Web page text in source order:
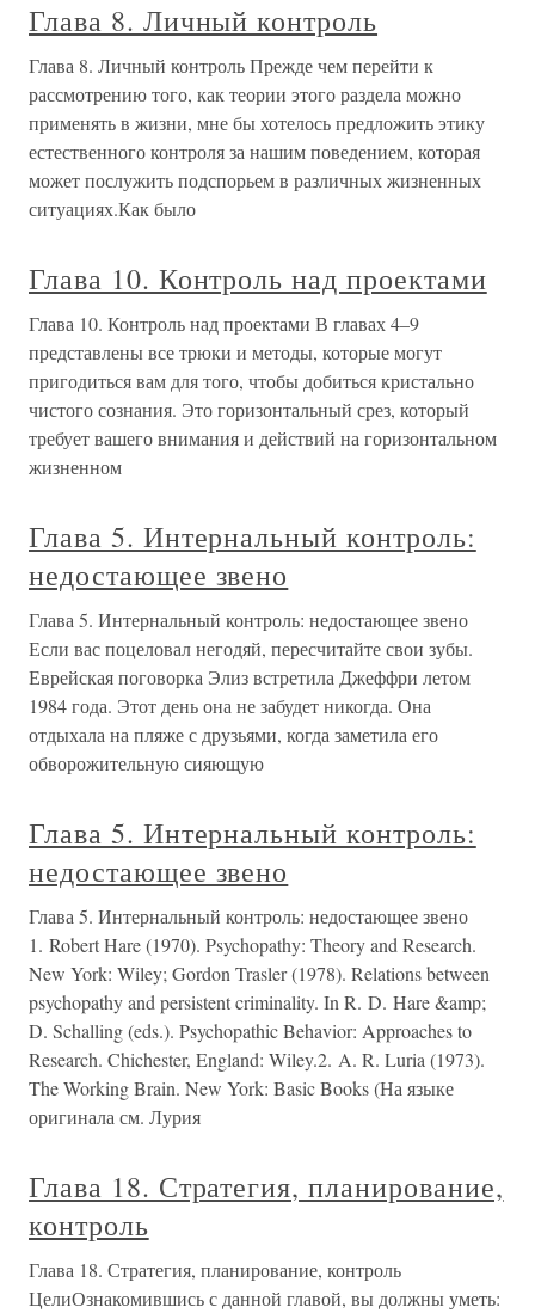
Глава 8. Личный контроль
Глава 8. Личный контроль Прежде чем перейти к
рассмотрению того, как теории этого раздела можно
применять в жизни, мне бы хотелось предложить этику
естественного контроля за нашим поведением, которая
может послужить подспорьем в различных жизненных
ситуациях.Как было
Глава 10. Контроль над проектами
Глава 10. Контроль над проектами В главах 4–9
представлены все трюки и методы, которые могут
пригодиться вам для того, чтобы добиться кристально
чистого сознания. Это горизонтальный срез, который
требует вашего внимания и действий на горизонтальном
жизненном
Глава 5. Интернальный контроль:
недостающее звено
Глава 5. Интернальный контроль: недостающее звено
Если вас поцеловал негодяй, пересчитайте свои зубы.
Еврейская поговорка Элиз встретила Джеффри летом
1984 года. Этот день она не забудет никогда. Она
отдыхала на пляже с друзьями, когда заметила его
обворожительную сияющую
Глава 5. Интернальный контроль:
недостающее звено
Глава 5. Интернальный контроль: недостающее звено
1. Robert Hare (1970). Psychopathy: Theory and Research.
New York: Wiley; Gordon Trasler (1978). Relations between
psychopathy and persistent criminality. In R. D. Hare &amp;
D. Schalling (eds.). Psychopathic Behavior: Approaches to
Research. Chichester, England: Wiley.2. A. R. Luria (1973).
The Working Brain. New York: Basic Books (На языке
оригинала см. Лурия
Глава 18. Стратегия, планирование,
контроль
Глава 18. Стратегия, планирование, контроль
ЦелиОзнакомившись с данной главой, вы должны уметь: